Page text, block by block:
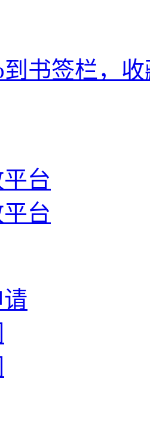
书签栏，
台
台